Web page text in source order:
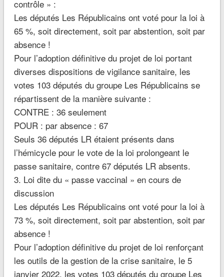
contrôle » :
Les députés Les Républicains ont voté pour la loi à
65 %, soit directement, soit par abstention, soit par
absence !
Pour l’adoption définitive du projet de loi portant
diverses dispositions de vigilance sanitaire, les
votes 103 députés du groupe Les Républicains se
répartissent de la manière suivante :
CONTRE : 36 seulement
POUR : par absence : 67
Seuls 36 députés LR étaient présents dans
l’hémicycle pour le vote de la loi prolongeant le
passe sanitaire, contre 67 députés LR absents.
3. Loi dite du « passe vaccinal » en cours de
discussion
Les députés Les Républicains ont voté pour la loi à
73 %, soit directement, soit par abstention, soit par
absence !
Pour l’adoption définitive du projet de loi renforçant
les outils de la gestion de la crise sanitaire, le 5
janvier 2022, les votes 103 députés du groupe Les